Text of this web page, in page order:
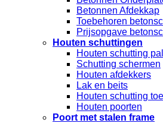
Betonnen Afdekkap
Toebehoren
Prijsopgave
Houten schuttingen
Houten schutting
Schutting schermen
Houten afdekkers
Lak en beits
Houten schutting
Houten poorten
Poort met stalen frame